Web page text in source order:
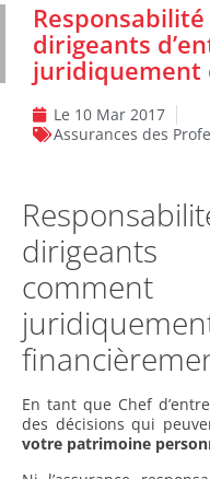
dirigeants
juridiquement
Le 10 Mar 2017
Assurances des
comment
En tant que Chef
des décisions qui
votre patrimoine